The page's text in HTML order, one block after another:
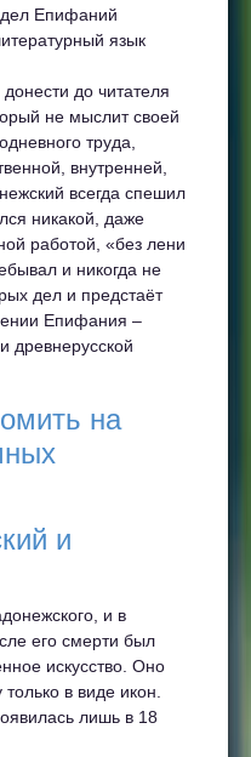
Епифаний
язык
до читателя
не мыслит своей
труда,
внутренней,
всегда спешил
никакой, даже
работой, «без лени
и никогда не
дел и предстаёт
Епифания –
древнерусской
на
и
и в
его смерти был
искусство. Оно
в виде икон.
лишь в 18